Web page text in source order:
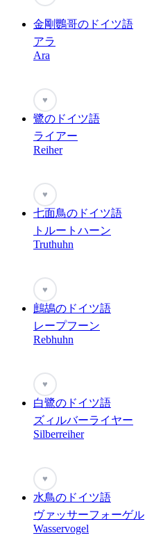
金剛鸚哥のドイツ語
アラ
Ara
♥
鷺のドイツ語
ライアー
Reiher
♥
七面鳥のドイツ語
トルートハーン
Truthuhn
♥
鷓鴣のドイツ語
レープフーン
Rebhuhn
♥
白鷺のドイツ語
ズィルバーライヤー
Silberreiher
♥
水鳥のドイツ語
ヴァッサーフォーゲル
Wasservogel